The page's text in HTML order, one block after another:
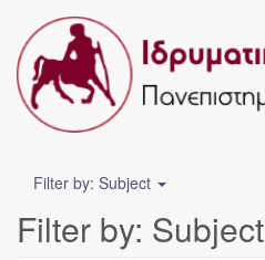
Filter by: Subject
Filter by: Subject